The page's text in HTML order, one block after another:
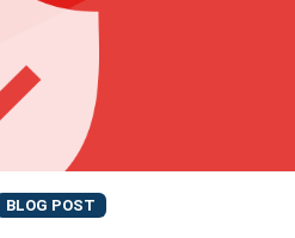
BLOG POST